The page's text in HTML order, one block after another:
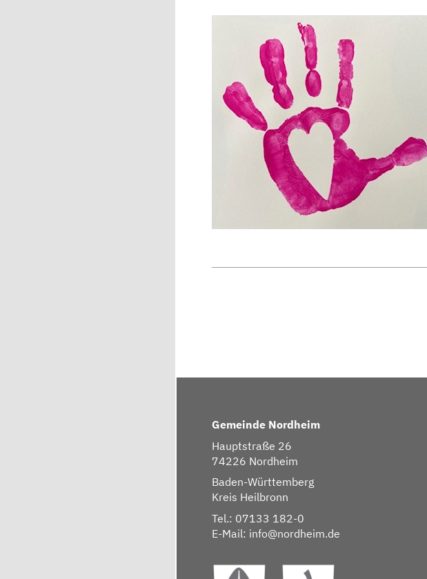
Gemeinde Nordheim
Hauptstraße 26
74226 Nordheim
Baden-Württemberg
Kreis Heilbronn
Tel.: 07133 182-0
E-Mail: info@nordheim.de